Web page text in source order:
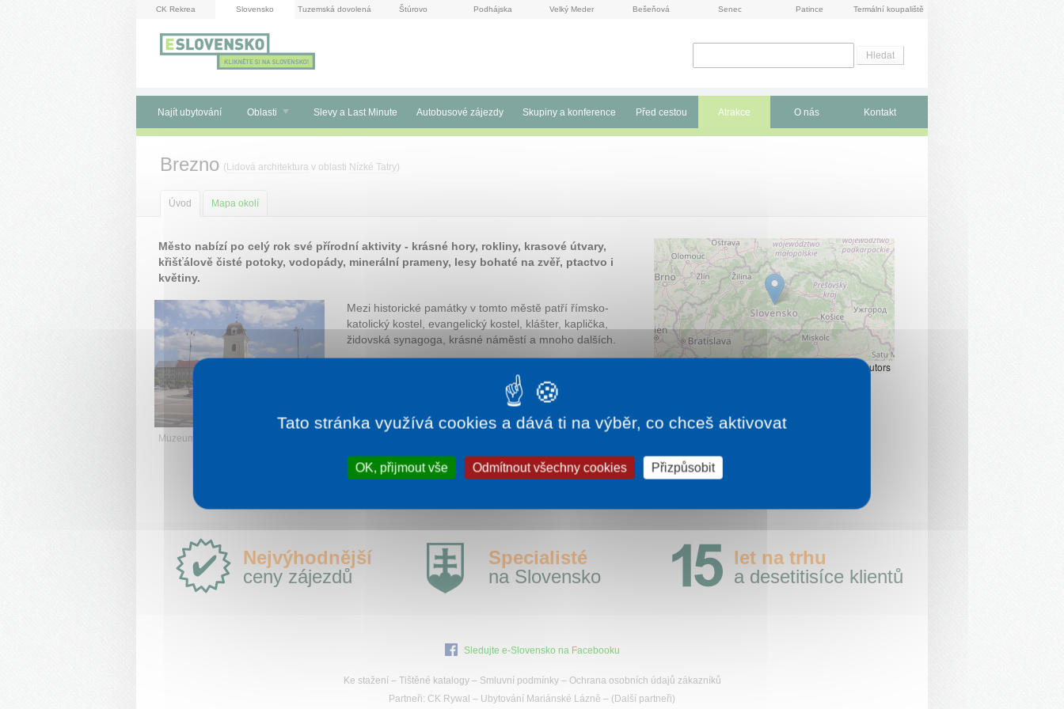
CK Rekrea Slovensko Tuzemská dovolená Štúrovo Podhájska Velký Meder Bešeňová Senec Patince Termální koupaliště
Najít ubytování Oblasti Slevy a Last Minute Autobusové zájezdy Skupiny a konference Před cestou Atrakce O nás Kontakt
Brezno ( Lidová architektura v oblasti Nízké Tatry)
Úvod Mapa okolí
Město nabízí po celý rok své přírodní aktivity - krásné hory, rokliny, krasové útvary,
křišťálově čisté potoky, vodopády, minerální prameny, lesy bohaté na zvěř, ptactvo i
květiny.
Muzeum
Mezi historické památky v tomto městě patří římsko-
katolický kostel, evangelický kostel, klášter, kaplička,
židovská synagoga, krásné náměstí a mnoho dalších.
contributors
Proč
e-
Slovensko.cz?
Nejvýhodnější
ceny zájezdů
Specialisté
na Slovensko
let na trhu
a desetitisíce klientů
Sledujte e-Slovensko na Facebooku
Ke stažení – Tištěné katalogy– Smluvní podmínky– Ochrana osobních údajů zákazníků
Partneři: CK Rywal – Ubytování Mariánské Lázně – (Další partneři)
Tato stránka využívá cookies a dává ti na výběr, co chceš aktivovat
OK, přijmout vše Odmítnout všechny cookies Přizpůsobit